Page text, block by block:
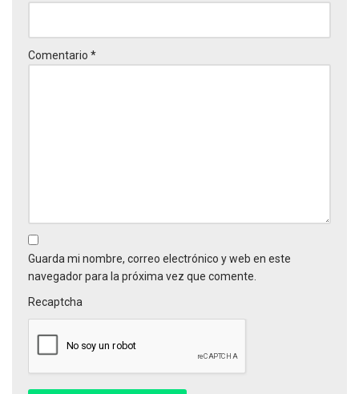
Comentario *
Guarda mi nombre, correo electrónico y web en este
navegador para la próxima vez que comente.
Recaptcha